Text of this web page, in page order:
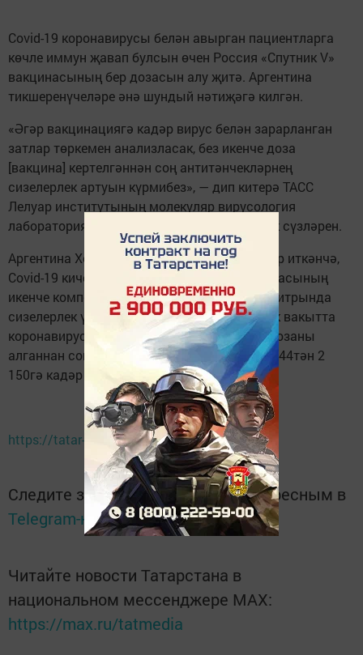
Covid-19 коронавирусы белән авырган пациентларга
көчле иммун җавап булсын өчен Россия «Спутник V»
вакцинасының бер дозасын алу җитә. Аргентина
тикшеренүчеләре әнә шундый нәтиҗәгә килгән.
«Әгәр вакцинациягә кадәр вирус белән зарарланган
затлар төркемен анализласак, без икенче доза
[вакцина] кертелгәннән соң антитәнчекләрнең
сизелерлек артуын күрмибез», — дип китерә ТАСС
Лелуар институтының молекуляр вирусология
лабораториясе җитәкчесе Андреа Гамарник сүзләрен.
Аргентина Хөкүмәте матбугат хезмәте хәбәр иткәнчә,
Covid-19 кичергәннәрдә «Спутник V» вакцинасының
икенче компонентын кертү антитәнчекләр титрында
сизелерлек үзгәрешләр тудырмаган. Шул ук вакытта
коронавирус белән авырмаганнар икенче дозаны
алганнан соң аларда антитәнчекләр саны 244тән 2
150гә кадәр арткан.
https://tatar-inform.tatar/
Следите за самым важным и интересным в
Telegram-канале Татмедиа
Читайте новости Татарстана в
национальном мессенджере MАХ:
https://max.ru/tatmedia